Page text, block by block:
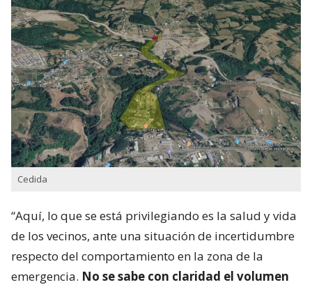
Cedida
“Aquí, lo que se está privilegiando es la salud y vida
de los vecinos, ante una situación de incertidumbre
respecto del comportamiento en la zona de la
emergencia. No se sabe con claridad el volumen